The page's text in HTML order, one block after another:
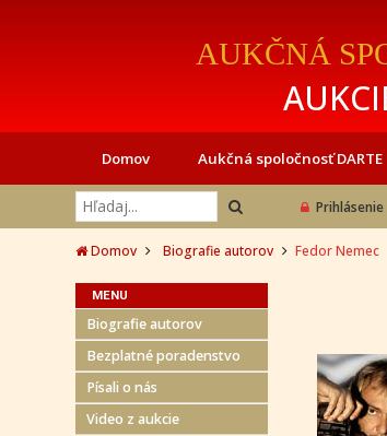
AUKČNÁ
Domov Aukčná spoločnosť DARTE
Prihlásenie
Domov Biografie autorov Fedor Nemec
MENU
Biografie autorov
Bezplatné poradenstvo
Písali o nás
Video z aukcie